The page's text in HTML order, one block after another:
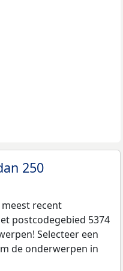
250
recent
postcodegebied 5374
Selecteer een
de onderwerpen in